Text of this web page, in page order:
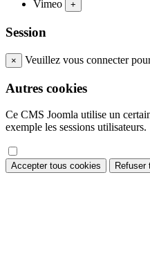
Vimeo +
Session
× Veuillez vous connecter
Autres cookies
Ce CMS Joomla utilise un
exemple les sessions utilisateurs.
Accepter tous cookies Refuser